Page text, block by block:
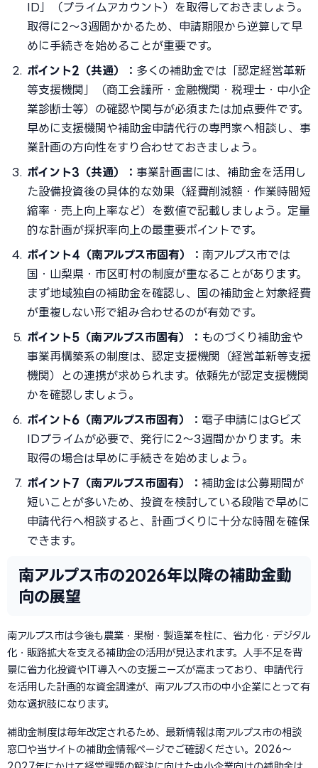
ID」（プライムアカウント）を取得しておきましょう。
取得に2〜3週間かかるため、申請期限から逆算して早
めに手続きを始めることが重要です。
ポイント2（共通）： 多くの補助金では「認定経営革新
等支援機関」（商工会議所・金融機関・税理士・中小企
業診断士等）の確認や関与が必須または加点要件です。
早めに支援機関や補助金申請代行の専門家へ相談し、事
業計画の方向性をすり合わせておきましょう。
ポイント3（共通）： 事業計画書には、補助金を活用し
た設備投資後の具体的な効果（経費削減額・作業時間短
縮率・売上向上率など）を数値で記載しましょう。定量
的な計画が採択率向上の最重要ポイントです。
ポイント4（南アルプス市固有）： 南アルプス市では
国・山梨県・市区町村の制度が重なることがあります。
まず地域独自の補助金を確認し、国の補助金と対象経費
が重複しない形で組み合わせるのが有効です。
ポイント5（南アルプス市固有）： ものづくり補助金や
事業再構築系の制度は、認定支援機関（経営革新等支援
機関）との連携が求められます。依頼先が認定支援機関
かを確認しましょう。
ポイント6（南アルプス市固有）： 電子申請にはGビズ
IDプライムが必要で、発行に2〜3週間かかります。未
取得の場合は早めに手続きを始めましょう。
ポイント7（南アルプス市固有）： 補助金は公募期間が
短いことが多いため、投資を検討している段階で早めに
申請代行へ相談すると、計画づくりに十分な時間を確保
できます。
南アルプス市の2026年以降の補助金動
向の展望
南アルプス市は今後も農業・果樹・製造業を柱に、省力化・デジタル
化・販路拡大を支える補助金の活用が見込まれます。人手不足を背
景に省力化投資やIT導入への支援ニーズが高まっており、申請代行
を活用した計画的な資金調達が、南アルプス市の中小企業にとって有
効な選択肢になります。
補助金制度は毎年改定されるため、最新情報は南アルプス市の相談
窓口や当サイトの補助金情報ページでご確認ください。2026〜